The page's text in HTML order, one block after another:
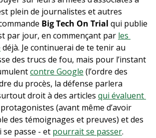
plein de journalistes et autres
Big Tech On Trial qui publie
par jour, en commençant par les
déjà. Je continuerai de te tenir au
des trucs de fou, mais pour l’instant
contre Google (l’ordre des
du procès, la défense parlera
droit à des articles qui évaluent
(avant même d’avoir
des témoignages et preuves) et des
se passe - et pourrait se passer.